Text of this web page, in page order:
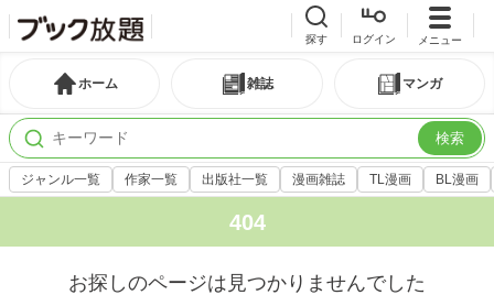
探す ログイン メニュー
ホーム 雑誌 マンガ
検索
ジャンル一覧 作家一覧 出版社一覧 漫画雑誌 TL漫画 BL漫画
404
お探しのページは見つかりませんでした